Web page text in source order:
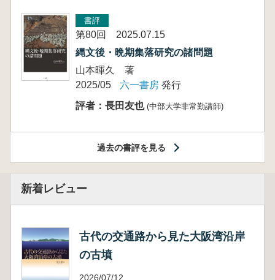
書評
第80回 2025.07.15
縄文後・晩期集落研究の諸問題
山本暉久 著
2025/05
六一書房 発行
評者：長田友也 (中部大学非常勤講師)
過去の書評を見る
新着レビュー
古代の交通路から見た大阪湾沿岸
の古墳
2026/07/12